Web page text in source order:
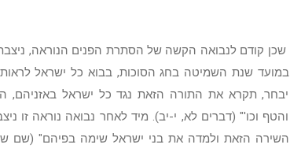
שכן קודם לנבואה הקשה של הסתרת הפנים הנוראה,
במועד שנת השמיטה בחג הסוכות, בבוא כל ישראל
יבחר, תקרא את התורה הזאת נגד כל ישראל באזניהם,
והטף וכו'" (דברים לא, י-יב). מיד לאחר נבואה נוראה זו
השירה הזאת ולמדה את בני ישראל שימה בפיהם" (שם